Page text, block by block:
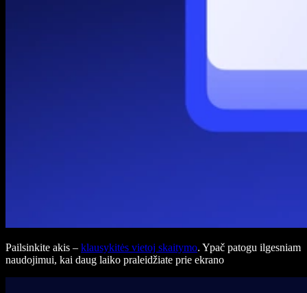
Pailsinkite akis – klausykitės vietoj skaitymo. Ypač patogu ilgesniam
naudojimui, kai daug laiko praleidžiate prie ekrano